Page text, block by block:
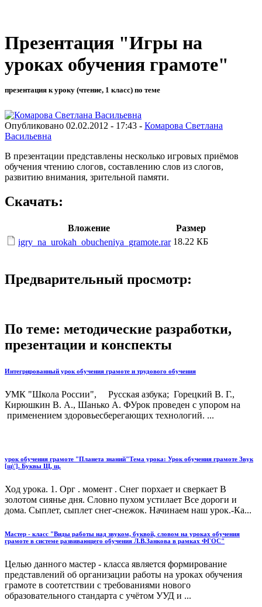
Презентация "Игры на
уроках обучения грамоте"
презентация к уроку (чтение, 1 класс) по теме
Опубликовано 02.02.2012 - 17:43 - Комарова Светлана
Васильевна
В презентации представлены несколько игровых приёмов
обучения чтению слогов, составлению слов из слогов,
развитию внимания, зрительной памяти.
Скачать:
Вложение
Размер
igry_na_urokah_obucheniya_gramote.rar 18.22 КБ
Предварительный просмотр:
По теме: методические разработки,
презентации и конспекты
Интегрированный урок обучения грамоте и трудового обучения
УМК "Школа России", Русская азбука; Горецкий В. Г.,
Кирюшкин В. А., Шанько А. ФУрок проведен с упором на
применением здоровьесберегающих технологий. ...
урок обучения грамоте "Планета знаний"Тема урока: Урок обучения грамоте Звук
[щ\']. Буквы Щ, щ.
Ход урока. 1. Орг . момент . Снег порхает и сверкает В
золотом сиянье дня. Словно пухом устилает Все дороги и
дома. Сыплет, сыплет снег-снежок. Начинаем наш урок.-Ка...
Мастер - класс "Виды работы над звуком, буквой, словом на уроках обучения
грамоте в системе развивающего обучения Л.В.Занкова в рамках ФГОС"
Целью данного мастер - класса является формирование
представлений об организации работы на уроках обучения
грамоте в соотетствии с требованиями нового
образовательного стандарта с учётом УУД и ...